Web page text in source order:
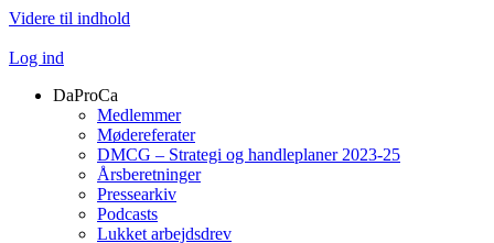
Videre til indhold
Log ind
DaProCa
Medlemmer
Mødereferater
DMCG – Strategi og handleplaner 2023-25
Årsberetninger
Pressearkiv
Podcasts
Lukket arbejdsdrev